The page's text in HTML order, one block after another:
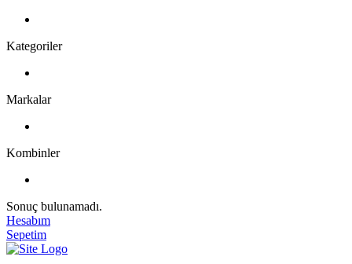
Kategoriler
Markalar
Kombinler
Sonuç bulunamadı.
Hesabım
Sepetim